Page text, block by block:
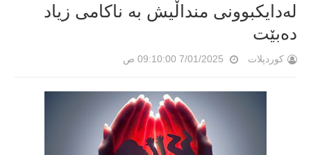
لەدایکبوونی منداڵیش بە ناکامی زیاد
دەبێت
کوردپلات 7/01/2025 09:10:00 ص